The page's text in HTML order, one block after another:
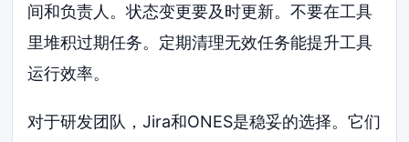
间和负责人。状态变更要及时更新。不要在工具
里堆积过期任务。定期清理无效任务能提升工具
运行效率。
对于研发团队，Jira和ONES是稳妥的选择。它们